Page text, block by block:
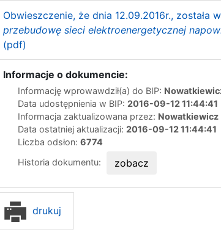
Obwieszczenie, że dnia 12.09.2016r.,
przebudowę sieci elektroenergetycznej
(pdf)
Informacje o dokumencie:
Informację wprowawdził(a) do BIP:
Data udostępnienia w BIP: 2016-09-12 11:44:41
Informacja zaktualizowana przez: Nowatkiewicz
Data ostatniej aktualizacji: 2016-09-12 11:44:41
Liczba odsłon: 6774
Historia dokumentu:
zobacz
drukuj